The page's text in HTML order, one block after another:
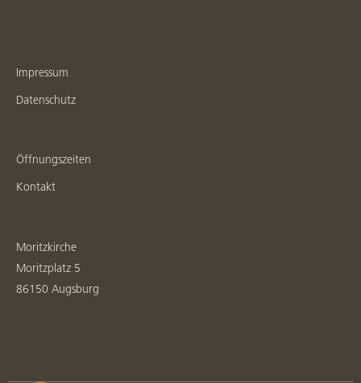
Impressum
Datenschutz
Öffnungszeiten
Kontakt
Moritzkirche
Moritzplatz 5
86150 Augsburg